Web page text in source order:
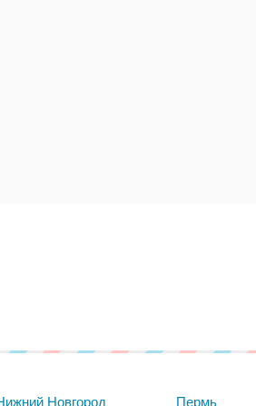
Новгород Пермь